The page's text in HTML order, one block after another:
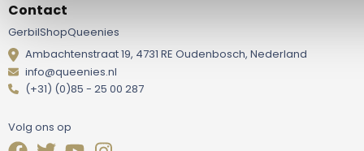
Contact
GerbilShopQueenies
Ambachtenstraat 19, 4731 RE Oudenbosch, Nederland
info@queenies.nl
(+31) (0)85 - 25 00 287
Volg ons op